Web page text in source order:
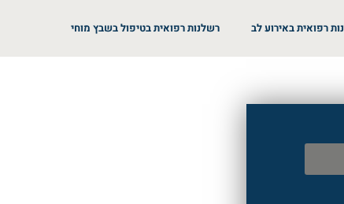
רפואית באירוע לב רשלנות רפואית בטיפול בשבץ מוחי